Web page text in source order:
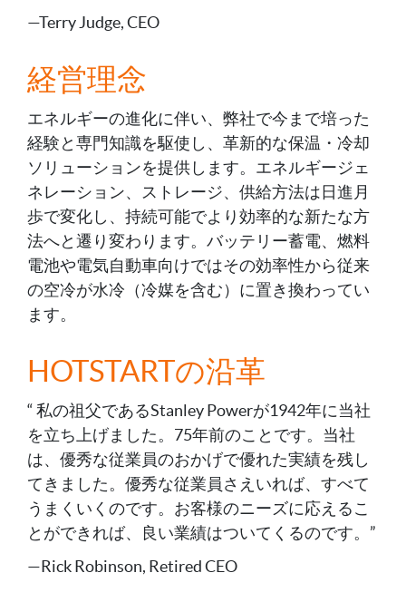
—Terry Judge, CEO
経営理念
エネルギーの進化に伴い、弊社で今まで培った
経験と専門知識を駆使し、革新的な保温・冷却
ソリューションを提供します。エネルギージェ
ネレーション、ストレージ、供給方法は日進月
歩で変化し、持続可能でより効率的な新たな方
法へと遷り変わります。バッテリー蓄電、燃料
電池や電気自動車向けではその効率性から従来
の空冷が水冷（冷媒を含む）に置き換わってい
ます。
HOTSTARTの沿革
“ 私の祖父であるStanley Powerが1942年に当社
を立ち上げました。75年前のことです。当社
は、優秀な従業員のおかげで優れた実績を残し
てきました。優秀な従業員さえいれば、すべて
うまくいくのです。お客様のニーズに応えるこ
とができれば、良い業績はついてくるのです。”
—Rick Robinson, Retired CEO